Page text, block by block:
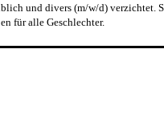
und divers (m/w/d) verzichtet.
für alle Geschlechter.